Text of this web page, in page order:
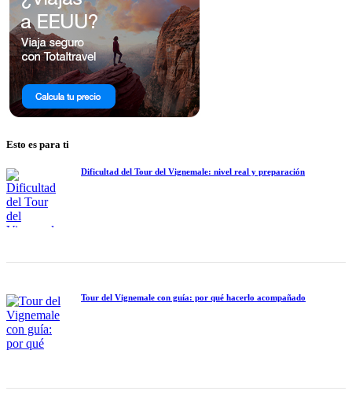
Esto es para ti
Dificultad del Tour del Vignemale: nivel real y preparación
Tour del Vignemale con guía: por qué hacerlo acompañado